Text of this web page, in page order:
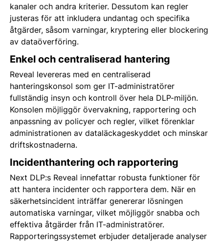
kanaler och andra kriterier. Dessutom kan regler
justeras för att inkludera undantag och specifika
åtgärder, såsom varningar, kryptering eller blockering
av dataöverföring.
Enkel och centraliserad hantering
Reveal levereras med en centraliserad
hanteringskonsol som ger IT-administratörer
fullständig insyn och kontroll över hela DLP-miljön.
Konsolen möjliggör övervakning, rapportering och
anpassning av policyer och regler, vilket förenklar
administrationen av dataläckageskyddet och minskar
driftskostnaderna.
Incidenthantering och rapportering
Next DLP:s Reveal innefattar robusta funktioner för
att hantera incidenter och rapportera dem. När en
säkerhetsincident inträffar genererar lösningen
automatiska varningar, vilket möjliggör snabba och
effektiva åtgärder från IT-administratörer.
Rapporteringssystemet erbjuder detaljerade analyser